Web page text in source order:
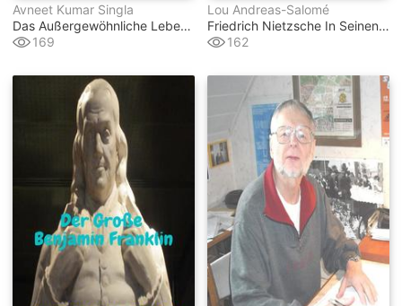
Avneet Kumar Singla
Das Außergewöhnliche Leben Der Großen Sklavin Harriet Jacobs
169
Lou Andreas-Salomé
Friedrich Nietzsche In Seinen Werken
162